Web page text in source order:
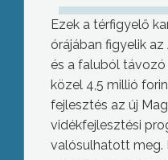
Ezek a térfigyelő
órájában figyelik
és a faluból
közel 4,5 millió
fejlesztés az új
vidékfejlesztési
valósulhatott meg.